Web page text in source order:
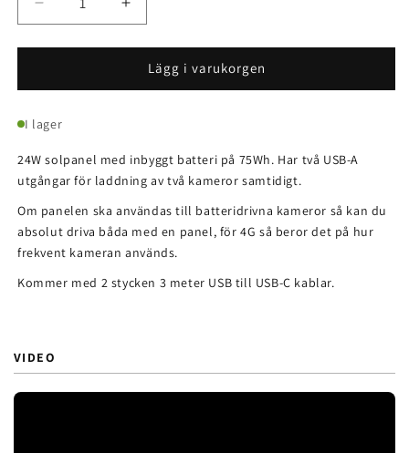
Minska
kvantitet
för
24W
75Wh
Öka
kvantitet
för
Solpanel
24W
Lägg i varukorgen
I lager
24W solpanel med inbyggt batteri på 75Wh. Har två USB-A
utgångar för laddning av två kameror samtidigt.
Om panelen ska användas till batteridrivna kameror så kan du
absolut driva båda med en panel, för 4G så beror det på hur
frekvent kameran används.
Kommer med 2 stycken 3 meter USB till USB-C kablar.
VIDEO